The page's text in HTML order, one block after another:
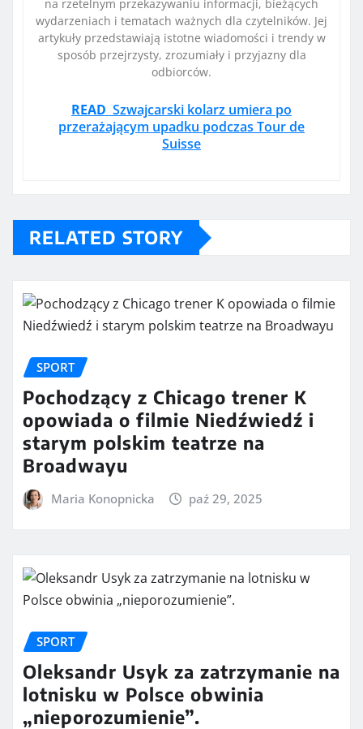
na rzetelnym przekazywaniu informacji, bieżących
wydarzeniach i tematach ważnych dla czytelników. Jej
artykuły przedstawiają istotne wiadomości i trendy w
sposób przejrzysty, zrozumiały i przyjazny dla
odbiorców.
READ Szwajcarski kolarz umiera po
przerażającym upadku podczas Tour de
Suisse
RELATED STORY
SPORT
Pochodzący z Chicago trener K
opowiada o filmie Niedźwiedź i
starym polskim teatrze na
Broadwayu
Maria Konopnicka paź 29, 2025
SPORT
Oleksandr Usyk za zatrzymanie na
lotnisku w Polsce obwinia
„nieporozumienie”.